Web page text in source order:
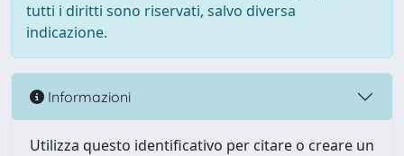
tutti i diritti sono riservati, salvo diversa
indicazione.
Informazioni
Utilizza questo identificativo per citare o creare un